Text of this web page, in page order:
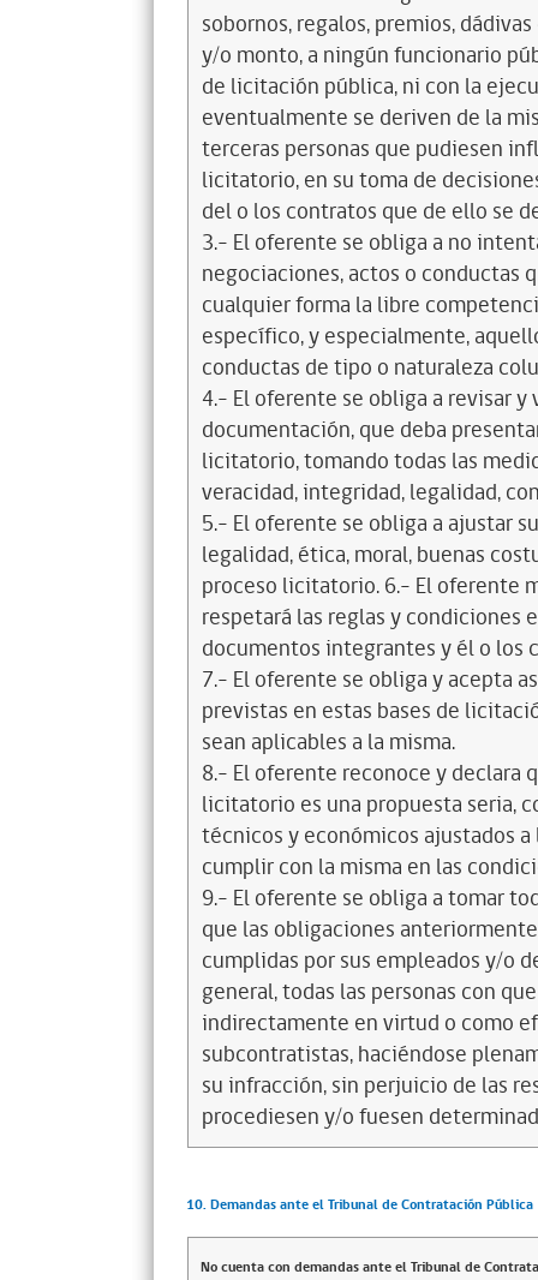
sobornos, regalos, premios,
y/o monto, a ningún funcionario
de licitación pública, ni con la
eventualmente se deriven de la
terceras personas que pudiesen
licitatorio, en su toma de
del o los contratos que de ello se
3.- El oferente se obliga a no
negociaciones, actos o conductas
cualquier forma la libre
específico, y especialmente,
conductas de tipo o naturaleza
4.- El oferente se obliga a revisar
documentación, que deba
licitatorio, tomando todas las
veracidad, integridad, legalidad,
5.- El oferente se obliga a ajustar
legalidad, ética, moral, buenas
proceso licitatorio. 6.- El oferente
respetará las reglas y condiciones
documentos integrantes y él o los
7.- El oferente se obliga y acepta
previstas en estas bases de
sean aplicables a la misma.
8.- El oferente reconoce y declara
licitatorio es una propuesta seria,
técnicos y económicos ajustados
cumplir con la misma en las
9.- El oferente se obliga a tomar
que las obligaciones
cumplidas por sus empleados y/o
general, todas las personas con
indirectamente en virtud o como
subcontratistas, haciéndose
su infracción, sin perjuicio de las
procediesen y/o fuesen
10. Demandas ante el Tribunal de Contratación Pública
No cuenta con demandas ante el Tribunal de